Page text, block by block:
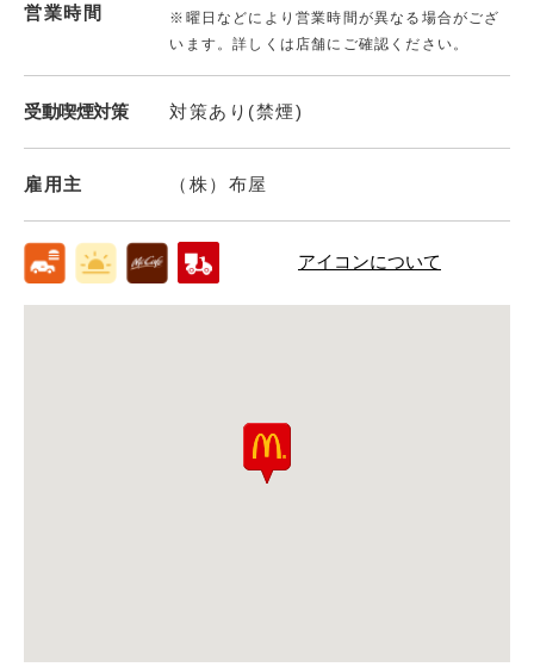
営業時間
※曜日などにより営業時間が異なる場合がござ
います。詳しくは店舗にご確認ください。
受動喫煙対策 対策あり(禁煙)
雇用主 （株）布屋
アイコンについて